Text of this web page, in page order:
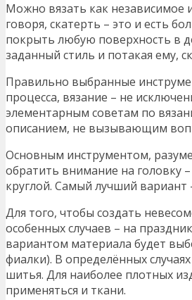
Можно вязать как независимое
говоря, скатерть – это и есть
покрыть любую поверхность в
заданный стиль и потакая ему,
Правильно выбранные
процесса, вязание – не
элементарным советам по
описанием, не вызывающим
Основным инструментом,
обратить внимание на головку
круглой. Самый лучший вариант
Для того, чтобы создать
особенных случаев – на
вариантом материала будет
фиалки). В определённых
шитья. Для наиболее плотных
применяться и ткани.